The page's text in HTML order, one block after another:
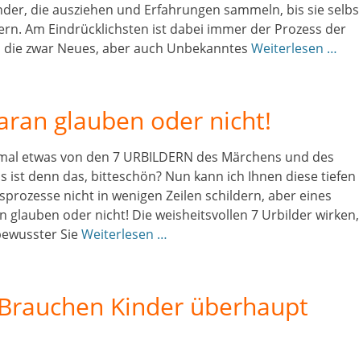
die ausziehen und Erfahrungen sammeln, bis sie
Am Eindrücklichsten ist dabei immer der Prozess der
zwar Neues, aber auch Unbekanntes Weiterlesen …
glauben oder nicht!
etwas von den 7 URBILDERN des Märchens und des
ist denn das, bitteschön? Nun kann ich Ihnen diese tiefen
nicht in wenigen Zeilen schildern, aber eines
glauben oder nicht! Die weisheitsvollen 7 Urbilder wirken,
SieWeiterlesen …
Kinder überhaupt